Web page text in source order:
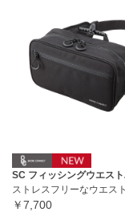
SC フィッシングウエス
ストレスフリーなウエス
￥7,700